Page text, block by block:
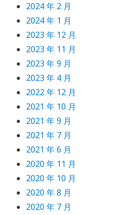
2024 年 2 月
2024 年 1 月
2023 年 12 月
2023 年 11 月
2023 年 9 月
2023 年 4 月
2022 年 12 月
2021 年 10 月
2021 年 9 月
2021 年 7 月
2021 年 6 月
2020 年 11 月
2020 年 10 月
2020 年 8 月
2020 年 7 月